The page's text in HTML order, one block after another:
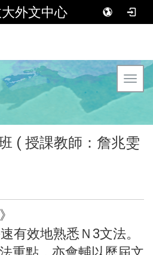
外文中心
( 授課教師：詹兆雯
有效地熟悉Ｎ3文法。